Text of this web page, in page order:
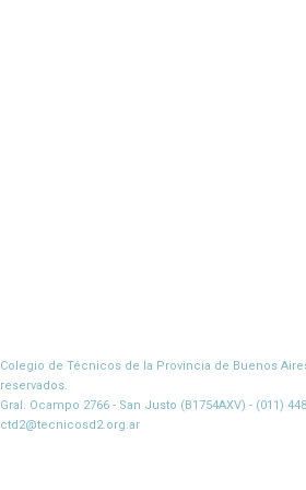
Colegio de Técnicos de la Provincia de Buenos
reservados.
Gral. Ocampo 2766 - San Justo (B1754AXV) - (011)
ctd2@tecnicosd2.org.ar